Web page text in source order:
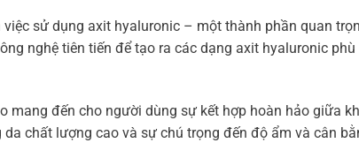
việc sử dụng axit hyaluronic – một thành phần quan
nghệ tiên tiến để tạo ra các dạng axit hyaluronic
mang đến cho người dùng sự kết hợp hoàn hảo giữa
chất lượng cao và sự chú trọng đến độ ẩm và cân